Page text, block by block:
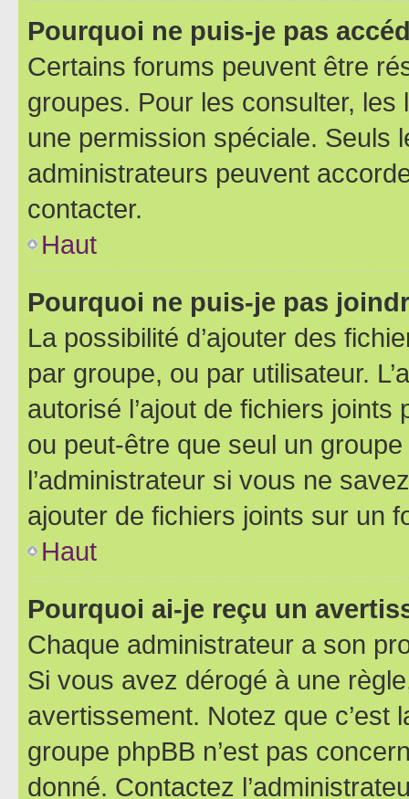
Pourquoi ne puis-je pas
Certains forums peuvent être
groupes. Pour les consulter,
une permission spéciale. Seuls
administrateurs peuvent
contacter.
Haut
Pourquoi ne puis-je pas
La possibilité d’ajouter des
par groupe, ou par utilisateur.
autorisé l’ajout de fichiers
ou peut-être que seul un
l’administrateur si vous ne
ajouter de fichiers joints sur un
Haut
Pourquoi ai-je reçu un
Chaque administrateur a son
Si vous avez dérogé à une
avertissement. Notez que c’est
groupe phpBB n’est pas
donné. Contactez